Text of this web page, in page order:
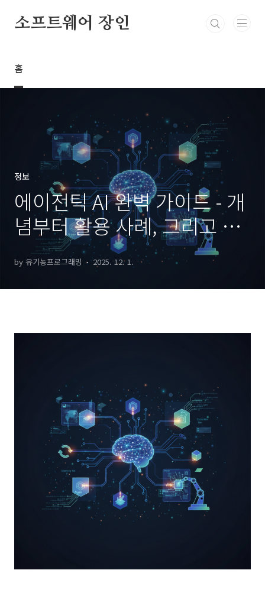
소프트웨어 장인
홈
정보
에이전틱 AI 완벽 가이드 - 개
념부터 활용 사례, 그리고 미
래 전망까지
by 유기농프로그래밍 2025. 12. 1.